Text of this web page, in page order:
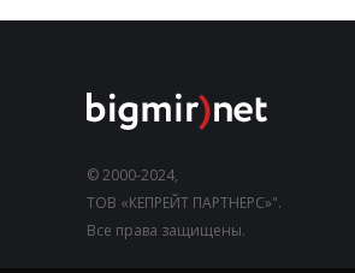
© 2000-2024,
ТОВ «КЕПРЕЙТ ПАРТНЕРС»".
Все права защищены.